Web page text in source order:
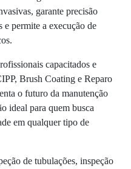
garante precisão
e permite a execução de
capacitados e
Brush Coating e Reparo
o futuro da manutenção
ideal para quem busca
em qualquer tipo de
de tubulações, inspeção